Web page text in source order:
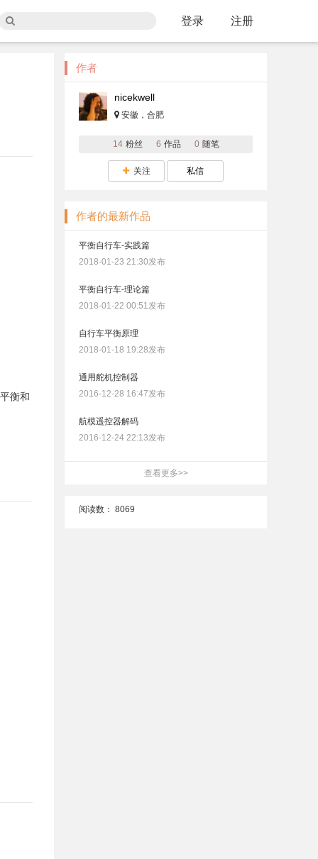
登录 注册
衡和
作者
nicekwell
安徽，合肥
14 粉丝 6 作品 0 随笔
关注 私信
作者的最新作品
平衡自行车-实践篇
2018-01-23 21:30发布
平衡自行车-理论篇
2018-01-22 00:51发布
自行车平衡原理
2018-01-18 19:28发布
通用舵机控制器
2016-12-28 16:47发布
航模遥控器解码
2016-12-24 22:13发布
查看更多>>
阅读数： 8069